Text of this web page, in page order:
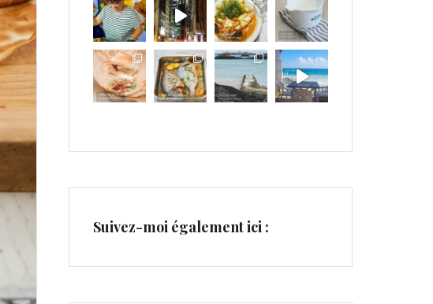
Suivez-moi également ici :